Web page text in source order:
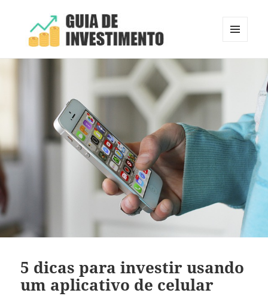
Guia de Investimento
E
5 dicas para investir usando
um aplicativo de celular